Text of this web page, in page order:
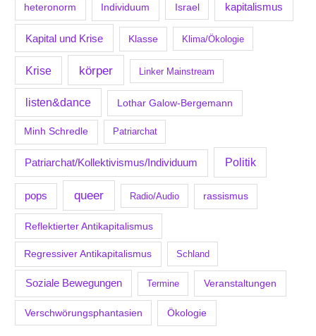
heteronorm Individuum Israel kapitalismus
Kapital und Krise Klasse Klima/Ökologie
Krise körper Linker Mainstream
listen&dance Lothar Galow-Bergemann
Minh Schredle Patriarchat
Patriarchat/Kollektivismus/Individuum Politik
pops queer Radio/Audio rassismus
Reflektierter Antikapitalismus
Regressiver Antikapitalismus Schland
Soziale Bewegungen Termine Veranstaltungen
Verschwörungsphantasien Ökologie